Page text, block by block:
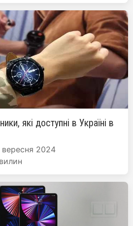
які доступні в Україні в
вересня 2024